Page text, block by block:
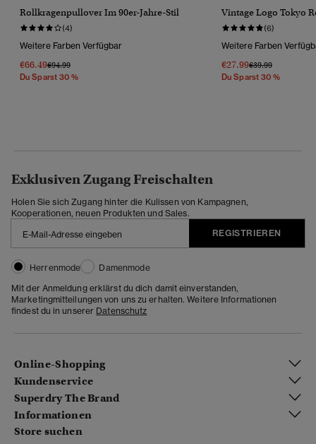
Rollkragenpullover Im 90er-Jahre-Stil
(4)
Weitere Farben Verfügbar
€66.49Preis Wurde Reduziert Von
€94.99Bis
Du Sparst 30 %
Vintage Logo Tokyo
(6)
Weitere Farben
€27.99Preis Wurde
€39.99Bis
Du Sparst 30 %
Exklusiven Zugang Freischalten
Holen Sie sich Zugang hinter die Kulissen von Kampagnen,
Kooperationen, neuen Produkten und Sales.
REGISTRIEREN
Herrenmode
Damenmode
Mit der Anmeldung erklärst du dich damit einverstanden,
Marketingmitteilungen von uns zu erhalten. Weitere Informationen
findest du in unserer Datenschutz
Online-Shopping
Kundenservice
Superdry The Brand
Informationen
Store suchen